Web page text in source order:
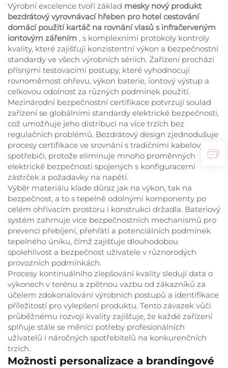
Výrobní excelence tvoří základ mesky nový produkt
bezdrátový vyrovnávací hřeben pro hotel cestování
domácí použití kartáč na rovnání vlasů s infračerveným
iontovým zářením , s komplexními protokoly kontroly
kvality, které zajišťují konzistentní výkon a bezpečnostní
standardy ve všech výrobních sériích. Zařízení prochází
přísnými testovacími postupy, které vyhodnocují
rovnoměrnost ohřevu, výkon baterie, iontový výstup a
celkovou odolnost za různých podmínek použití.
Mezinárodní bezpečnostní certifikace potvrzují soulad
zařízení se globálními standardy elektrické bezpečnosti,
což umožňuje jeho distribuci na více trzích bez
regulačních problémů. Bezdrátový design zjednodušuje
procesy certifikace ve srovnání s tradičními kabelovými
spotřebiči, protože eliminuje mnoho proměnných
elektrické bezpečnosti spojených s konfiguracemi
zástrček a požadavky na napětí.
Výběr materiálu klade důraz jak na výkon, tak na
bezpečnost, a to s tepelně odolnými komponenty po
celém ohřívacím prostoru i konstrukci držadla. Bateriový
systém zahrnuje více bezpečnostních mechanismů pro
prevenci přebíjení, přehřátí a potenciálních podmínek
tepelného úniku, čímž zajišťuje dlouhodobou
spolehlivost a bezpečnost uživatele v různorodých
provozních podmínkách.
Procesy kontinuálního zlepšování kvality sledují data o
výkonech v terénu a zpětnou vazbu od zákazníků za
účelem zdokonalování výrobních postupů a identifikace
příležitostí pro vylepšení produktu. Tento závazek vůči
průběžnému rozvoji kvality zajišťuje, že každé zařízení
splňuje stále se měnící potřeby profesionálních
uživatelů i náročných spotřebitelů na konkurenčních
trzích.
Možnosti personalizace a brandingové